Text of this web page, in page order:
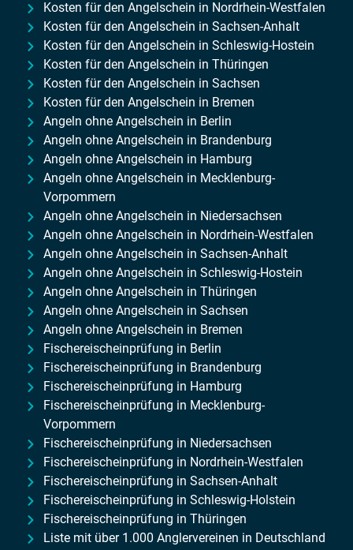
Kosten für den Angelschein in Nordrhein-Westfalen
Kosten für den Angelschein in Sachsen-Anhalt
Kosten für den Angelschein in Schleswig-Hostein
Kosten für den Angelschein in Thüringen
Kosten für den Angelschein in Sachsen
Kosten für den Angelschein in Bremen
Angeln ohne Angelschein in Berlin
Angeln ohne Angelschein in Brandenburg
Angeln ohne Angelschein in Hamburg
Angeln ohne Angelschein in Mecklenburg-
Vorpommern
Angeln ohne Angelschein in Niedersachsen
Angeln ohne Angelschein in Nordrhein-Westfalen
Angeln ohne Angelschein in Sachsen-Anhalt
Angeln ohne Angelschein in Schleswig-Hostein
Angeln ohne Angelschein in Thüringen
Angeln ohne Angelschein in Sachsen
Angeln ohne Angelschein in Bremen
Fischereischeinprüfung in Berlin
Fischereischeinprüfung in Brandenburg
Fischereischeinprüfung in Hamburg
Fischereischeinprüfung in Mecklenburg-
Vorpommern
Fischereischeinprüfung in Niedersachsen
Fischereischeinprüfung in Nordrhein-Westfalen
Fischereischeinprüfung in Sachsen-Anhalt
Fischereischeinprüfung in Schleswig-Holstein
Fischereischeinprüfung in Thüringen
Liste mit über 1.000 Anglervereinen in Deutschland